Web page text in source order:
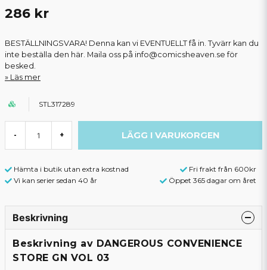
286 kr
BESTÄLLNINGSVARA! Denna kan vi EVENTUELLT få in. Tyvärr kan du
inte beställa den här. Maila oss på info@comicsheaven.se för
besked.
Läs mer
STL317289
- + LÄGG I VARUKORGEN
Hämta i butik utan extra kostnad
Fri frakt från 600kr
Vi kan serier sedan 40 år
Öppet 365 dagar om året
Beskrivning
Beskrivning av DANGEROUS CONVENIENCE
STORE GN VOL 03